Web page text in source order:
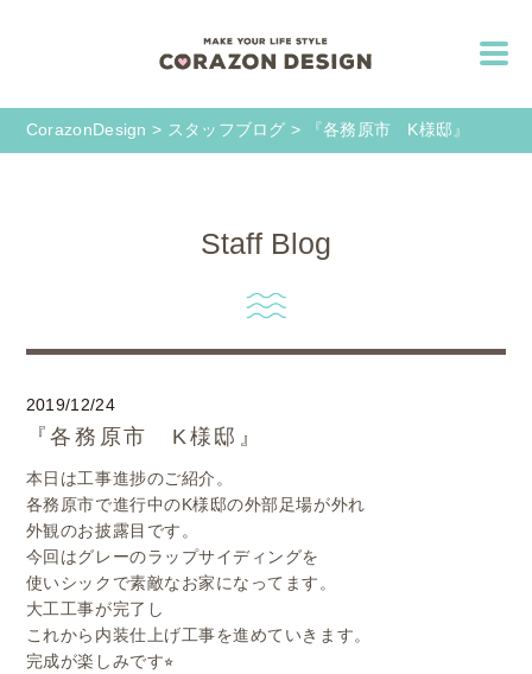
CorazonDesign > スタッフブログ > 『各務原市 K様邸』
Staff Blog
2019/12/24
『各務原市 K様邸』
本日は工事進捗のご紹介。
各務原市で進行中のK様邸の外部足場が外れ
外観のお披露目です。
今回はグレーのラップサイディングを
使いシックで素敵なお家になってます。
大工工事が完了し
これから内装仕上げ工事を進めていきます。
完成が楽しみです⭐︎